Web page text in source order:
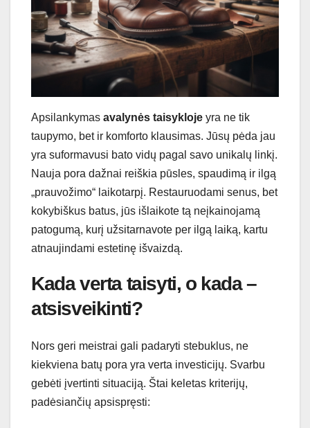
Apsilankymas avalynės taisykloje yra ne tik
taupymo, bet ir komforto klausimas. Jūsų pėda jau
yra suformavusi bato vidų pagal savo unikalų linkį.
Nauja pora dažnai reiškia pūsles, spaudimą ir ilgą
„prauvožimo“ laikotarpį. Restauruodami senus, bet
kokybiškus batus, jūs išlaikote tą neįkainojamą
patogumą, kurį užsitarnavote per ilgą laiką, kartu
atnaujindami estetinę išvaizdą.
Kada verta taisyti, o kada –
atsisveikinti?
Nors geri meistrai gali padaryti stebuklus, ne
kiekviena batų pora yra verta investicijų. Svarbu
gebėti įvertinti situaciją. Štai keletas kriterijų,
padėsiančių apsispręsti: